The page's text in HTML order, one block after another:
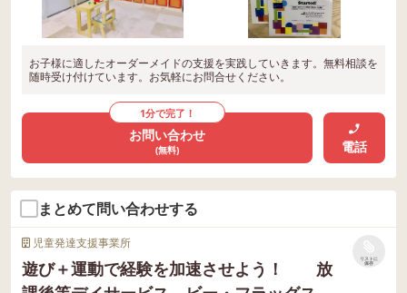
お子様に適したオーダーメイドの支援を実践していきます。無料相談を
随時受け付けています。お気軽にお問合せください。
1分で完了！
お問い合わせ
(無料) 電話
まとめて問い合わせする
児童発達支援事業所
遊び＋運動で経験を加速させよう！ 放
リストに
保存